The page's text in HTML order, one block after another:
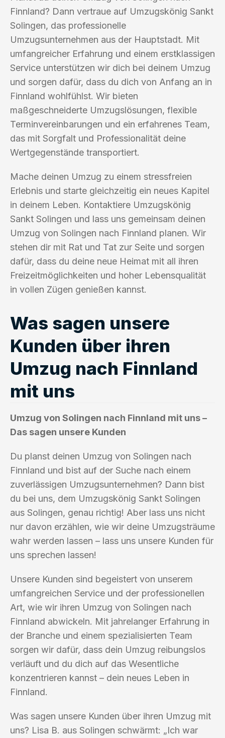
Finnland? Dann vertraue auf Umzugskönig Sankt
Solingen, das professionelle
Umzugsunternehmen aus der Hauptstadt. Mit
umfangreicher Erfahrung und einem erstklassigen
Service unterstützen wir dich bei deinem Umzug
und sorgen dafür, dass du dich von Anfang an in
Finnland wohlfühlst. Wir bieten
maßgeschneiderte Umzugslösungen, flexible
Terminvereinbarungen und ein erfahrenes Team,
das mit Sorgfalt und Professionalität deine
Wertgegenstände transportiert.
Mache deinen Umzug zu einem stressfreien
Erlebnis und starte gleichzeitig ein neues Kapitel
in deinem Leben. Kontaktiere Umzugskönig
Sankt Solingen und lass uns gemeinsam deinen
Umzug von Solingen nach Finnland planen. Wir
stehen dir mit Rat und Tat zur Seite und sorgen
dafür, dass du deine neue Heimat mit all ihren
Freizeitmöglichkeiten und hoher Lebensqualität
in vollen Zügen genießen kannst.
Was sagen unsere
Kunden über ihren
Umzug nach Finnland
mit uns
Umzug von Solingen nach Finnland mit uns –
Das sagen unsere Kunden
Du planst deinen Umzug von Solingen nach
Finnland und bist auf der Suche nach einem
zuverlässigen Umzugsunternehmen? Dann bist
du bei uns, dem Umzugskönig Sankt Solingen
aus Solingen, genau richtig! Aber lass uns nicht
nur davon erzählen, wie wir deine Umzugsträume
wahr werden lassen – lass uns unsere Kunden für
uns sprechen lassen!
Unsere Kunden sind begeistert von unserem
umfangreichen Service und der professionellen
Art, wie wir ihren Umzug von Solingen nach
Finnland abwickeln. Mit jahrelanger Erfahrung in
der Branche und einem spezialisierten Team
sorgen wir dafür, dass dein Umzug reibungslos
verläuft und du dich auf das Wesentliche
konzentrieren kannst – dein neues Leben in
Finnland.
Was sagen unsere Kunden über ihren Umzug mit
uns? Lisa B. aus Solingen schwärmt: „Ich war